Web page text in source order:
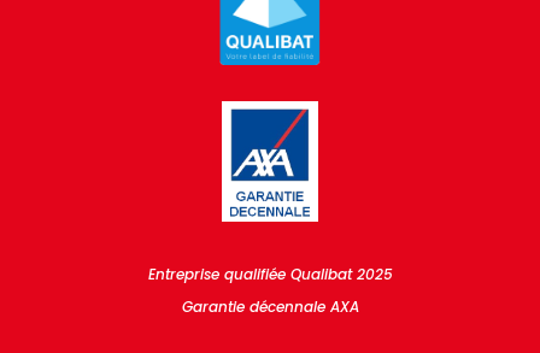
Entreprise qualifiée Qualibat 2025
Garantie décennale AXA